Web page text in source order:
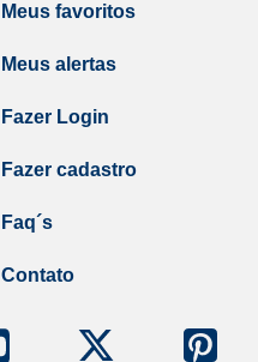
Meus favoritos
Meus alertas
Fazer Login
Fazer cadastro
Faq´s
Contato